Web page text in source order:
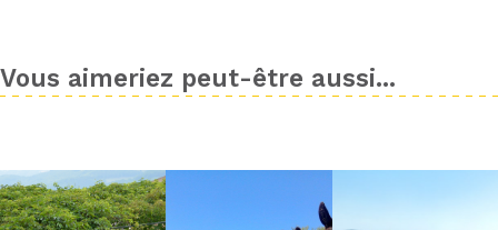
Vous aimeriez peut-être aussi...